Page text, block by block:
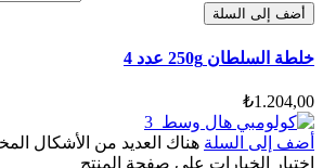
أضف إلى السلة
خلطة السلطان 250g عدد 4
₺1.204,00
أضف إلى السلة هناك العديد من الأشكال
اختيار الخيارات على صفحة المنتج